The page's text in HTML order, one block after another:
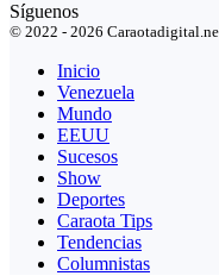
Síguenos
© 2022 - 2026
Inicio
Venezuela
Mundo
EEUU
Sucesos
Show
Deportes
Caraota Tips
Tendencias
Columnistas